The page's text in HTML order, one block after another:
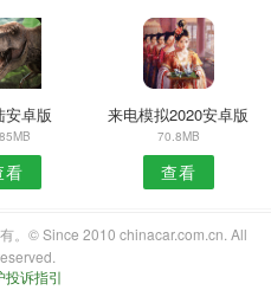
安卓版
看
来电模拟2020安卓版
70.8MB
查看
。© Since 2010 chinacar.com.cn. All
投诉指引